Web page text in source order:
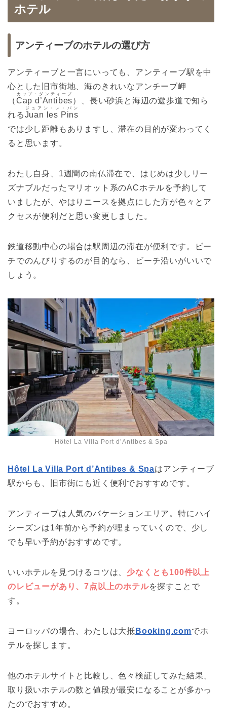
ホテル
アンティーブのホテルの選び方
アンティーブと一言にいっても、アンティーブ駅を中
心とした旧市街地、海のきれいなアンチーブ岬
（Cap d’Antibes
カップ・ダンティーブ
）、長い砂浜と海辺の遊歩道で知ら
れるJuan les Pins
ジュアン・レ・パン
では少し距離もありますし、滞在の目的が変わってく
ると思います。
わたし自身、1週間の南仏滞在で、はじめは少しリー
ズナブルだったマリオット系のACホテルを予約して
いましたが、やはりニースを拠点にした方が色々とア
クセスが便利だと思い変更しました。
鉄道移動中心の場合は駅周辺の滞在が便利です。ビー
チでのんびりするのが目的なら、ビーチ沿いがいいで
しょう。
Hôtel La Villa Port d’Antibes & Spa
Hôtel La Villa Port d’Antibes & Spaはアンティーブ
駅からも、旧市街にも近く便利でおすすめです。
アンティーブは人気のバケーションエリア。特にハイ
シーズンは1年前から予約が埋まっていくので、少し
でも早い予約がおすすめです。
いいホテルを見つけるコツは、 少なくとも100件以上
のレビューがあり、7点以上のホテルを探すことで
す。
ヨーロッパの場合、わたしは大抵 Booking.comでホ
テルを探します。
他のホテルサイトと比較し、色々検証してみた結果、
取り扱いホテルの数と値段が最安になることが多かっ
たのでおすすめ。